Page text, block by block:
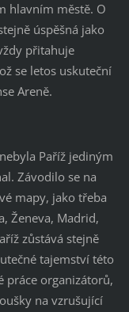
hlavním městě. O
úspěšná jako
přitahuje
se letos uskuteční
Areně.
Paříž jediným
Závodilo se na
mapy, jako třeba
​​Ženeva, Madrid,
zůstává stejně
tajemství této
práce organizátorů,
na vzrušující